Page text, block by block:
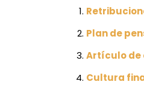
Plan de
Artículo de
Cultura